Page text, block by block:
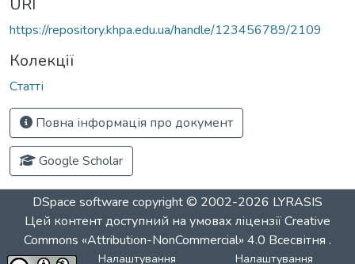
https://repository.khpa.edu.ua/handle/123456789/2109
Колекції
Статті
Повна інформація про документ
Google Scholar
DSpace software copyright © 2002-2026 LYRASIS
Цей контент доступний на умовах ліцензіїCreative
Commons «Attribution-NonCommercial» 4.0 Всесвітня .
Налаштування Налаштування